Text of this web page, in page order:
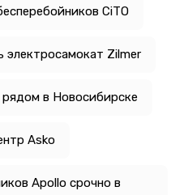
CiTO
электросамокат Zilmer
в Новосибирске
Asko
Apollo срочно в